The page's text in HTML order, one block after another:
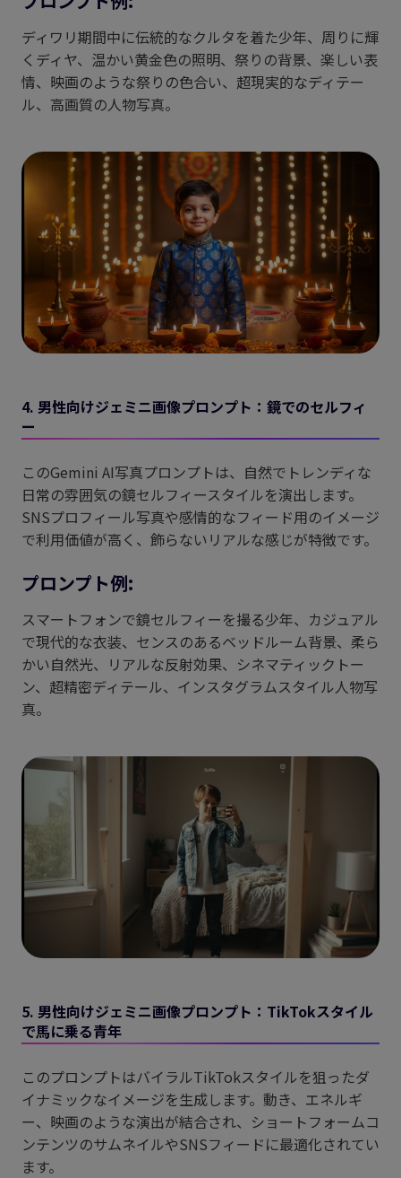
ディワリ期間中に伝統的なクルタを着た少年、周りに輝
くディヤ、温かい黄金色の照明、祭りの背景、楽しい表
情、映画のような祭りの色合い、超現実的なディテー
ル、高画質の人物写真。
4. 男性向けジェミニ画像プロンプト：鏡でのセルフィ
ー
このGemini AI写真プロンプトは、自然でトレンディな
日常の雰囲気の鏡セルフィースタイルを演出します。
SNSプロフィール写真や感情的なフィード用のイメージ
で利用価値が高く、飾らないリアルな感じが特徴です。
プロンプト例:
スマートフォンで鏡セルフィーを撮る少年、カジュアル
で現代的な衣装、センスのあるベッドルーム背景、柔ら
かい自然光、リアルな反射効果、シネマティックトー
ン、超精密ディテール、インスタグラムスタイル人物写
真。
5. 男性向けジェミニ画像プロンプト：TikTokスタイル
で馬に乗る青年
このプロンプトはバイラルTikTokスタイルを狙ったダ
イナミックなイメージを生成します。動き、エネルギ
ー、映画のような演出が結合され、ショートフォームコ
ンテンツのサムネイルやSNSフィードに最適化されてい
ます。